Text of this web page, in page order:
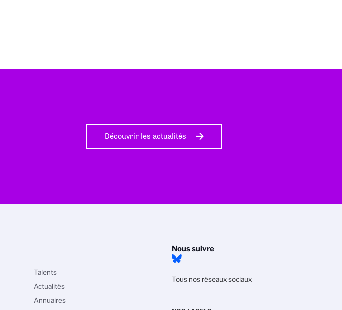
Découvrir les actualités
Nous suivre
Tous nos réseaux sociaux
Talents
Actualités
Annuaires